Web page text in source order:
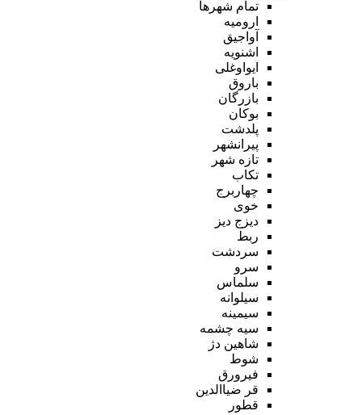
تمام شهر‌ها
ارومیه
آواجیق
اشنویه
ایواوغلی
باروق
بازرگان
بوکان
پلدشت
پیرانشهر
تازه شهر
تکاب
چهاربرج
خوی
دیزج دیز
ربط
سردشت
سرو
سلماس
سیلوانه
سیمینه
سیه چشمه
شاهین دژ
شوط
فیرورق
قر ضیاالدین
قطور